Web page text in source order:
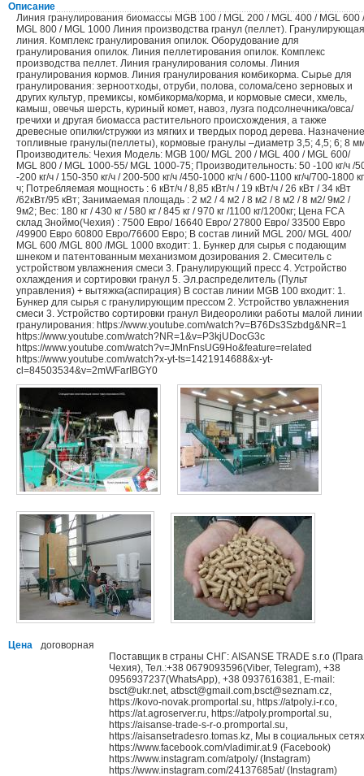
Описание
Линия гранулирования биомассы MGB 100 / MGL 200 / MGL 400 / MGL 600 /
MGL 800 / MGL 1000 Линия производства гранул (пеллет). Гранулирующая
линия. Комплекс гранулирования опилок. Оборудование для
гранулирования опилок. Линия пеллетирования опилок. Комплекс
производства пеллет. Линия гранулирования соломы. Линия
гранулирования кормов. Линия гранулирования комбикорма. Сырье для
гранулирования: зерноотходы, отруби, полова, солома/сено зерновых и
других культур, премиксы, комбикорма/корма, и кормовые смеси, хмель,
камыш, овечья шерсть, куриный комет, навоз, лузга подсолнечника/овса/
гречихи и другая биомасса растительного происхождения, а также
древесные опилки/стружки из мягких и твердых пород дерева.
топливные гранулы(пеллеты), кормовые гранулы –диаметр 3,5; 4,5; 6; 8
Производитель: Чехия Модель: MGB 100/ MGL 200 / MGL 400 / MGL 600/
MGL 800 / MGL 1000-55/ MGL 1000-75; Производительность: 50 -100 кг/ч /
-200 кг/ч / 150-350 кг/ч / 200-500 кг/ч /450-1000 кг/ч / 600-1100 кг/ч/700-1800
ч; Потребляемая мощность : 6 кВт/ч / 8,85 кВт/ч / 19 кВт/ч / 26 кВт / 34 кВт
/62кВт/95 кВт; Занимаемая площадь : 2 м2 / 4 м2 / 8 м2 / 8 м2 / 8 м2/ 9м2 /
9м2; Вес: 180 кг / 430 кг / 580 кг / 845 кг / 970 кг /1100 кг/1200кг; Цена FCA
склад Зноймо(Чехия) : 7500 Евро/ 16640 Евро/ 27800 Евро/ 33500 Евро
/49900 Евро 60800 Евро/76600 Евро; В состав линий MGL 200/ MGL 400/
MGL 600 /MGL 800 /MGL 1000 входит: 1. Бункер для сырья с подающим
шнеком и патентованным механизмом дозирования 2. Смеситель с
устройством увлажнения смеси 3. Гранулирующий пресс 4. Устройство
охлаждения и сортировки гранул 5. Эл.распределитель (Пульт
управления) + вытяжка(аспирация) В состав линии MGB 100 входит: 1.
Бункер для сырья с гранулирующим прессом 2. Устройство увлажнения
смеси 3. Устройство сортировки гранул Видеоролики работы малой линии
гранулирования: https://www.youtube.com/watch?v=B76Ds3Szbdg&NR=1
https://www.youtube.com/watch?NR=1&v=P3kjUDocG3c
https://www.youtube.com/watch?v=JMnFnsUG9Ho&feature=related
https://www.youtube.com/watch?x-yt-ts=1421914688&x-yt-
cl=84503534&v=2mWFarIBGY0
Цена договорная
Поставщик в страны СНГ: AISANSE TRADE s.r.o
Чехия), Тел.:+38 0679093596(Viber, Telegram), +38
0956937237(WhatsApp), +38 0937616381, E-mail:
bsct@ukr.net, atbsct@gmail.com,bsct@seznam.cz,
https://kovo-novak.promportal.su, https://atpoly.i-r.co,
https://at.agroserver.ru, https://atpoly.promportal.su,
https://aisanse-trade-s-r-o.promportal.su,
https://aisansetradesro.tomas.kz, Мы в социальных
https://www.facebook.com/vladimir.at.9 (Facebook)
https://www.instagram.com/atpoly/ (Instagram)
https://www.instagram.com/24137685at/ (Instagram)